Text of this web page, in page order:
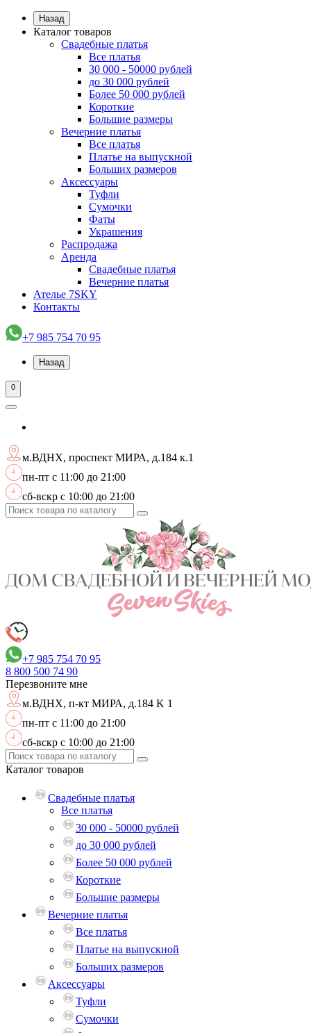
Назад
Каталог товаров
Свадебные платья
Все платья
30 000 - 50000 рублей
до 30 000 рублей
Более 50 000 рублей
Короткие
Большие размеры
Вечерние платья
Все платья
Платье на выпускной
Больших размеров
Аксессуары
Туфли
Сумочки
Фаты
Украшения
Распродажа
Аренда
Свадебные платья
Вечерние платья
Ателье 7SKY
Контакты
+7 985 754 70 95
Назад
0
м.ВДНХ, проспект МИРА, д.184 к.1
пн-пт с 11:00 до 21:00
сб-вскр с 10:00 до 21:00
+7 985 754 70 95
8 800 500 74 90
Перезвоните мне
м.ВДНХ, п-кт МИРА, д.184 K 1
пн-пт с 11:00 до 21:00
сб-вскр с 10:00 до 21:00
Каталог товаров
Свадебные платья
Все платья
30 000 - 50000 рублей
до 30 000 рублей
Более 50 000 рублей
Короткие
Большие размеры
Вечерние платья
Все платья
Платье на выпускной
Больших размеров
Аксессуары
Туфли
Сумочки